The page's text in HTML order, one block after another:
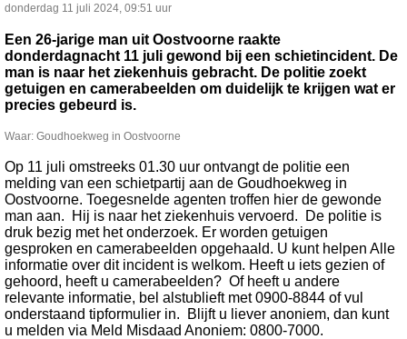
donderdag 11 juli 2024, 09:51 uur
Een 26-jarige man uit Oostvoorne raakte
donderdagnacht 11 juli gewond bij een schietincident. De
man is naar het ziekenhuis gebracht. De politie zoekt
getuigen en camerabeelden om duidelijk te krijgen wat er
precies gebeurd is.
Waar: Goudhoekweg in Oostvoorne
Op 11 juli omstreeks 01.30 uur ontvangt de politie een
melding van een schietpartij aan de Goudhoekweg in
Oostvoorne. Toegesnelde agenten troffen hier de gewonde
man aan. Hij is naar het ziekenhuis vervoerd. De politie is
druk bezig met het onderzoek. Er worden getuigen
gesproken en camerabeelden opgehaald. U kunt helpen Alle
informatie over dit incident is welkom. Heeft u iets gezien of
gehoord, heeft u camerabeelden? Of heeft u andere
relevante informatie, bel alstublieft met 0900-8844 of vul
onderstaand tipformulier in. Blijft u liever anoniem, dan kunt
u melden via Meld Misdaad Anoniem: 0800-7000.